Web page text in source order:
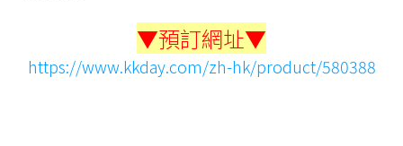
▼預訂網址▼
https://www.kkday.com/zh-hk/product/580388